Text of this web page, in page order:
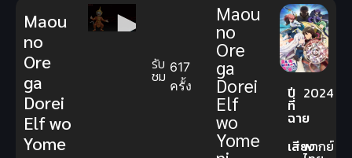
รับ
ชม 617
ครั้ง
Maou
no
Ore
ga
Dorei
Elf
wo
Yome
ปี
ที่
ฉาย
2024
เสียงพากย์
Maou
no
Ore
ga
Dorei
Elf wo
Yome